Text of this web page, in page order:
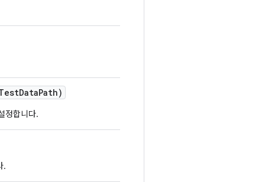
DataPath)
정합니다.
.